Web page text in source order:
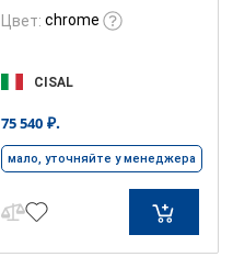
Цвет: chrome
CISAL
75 540 ₽.
мало, уточняйте у менеджера